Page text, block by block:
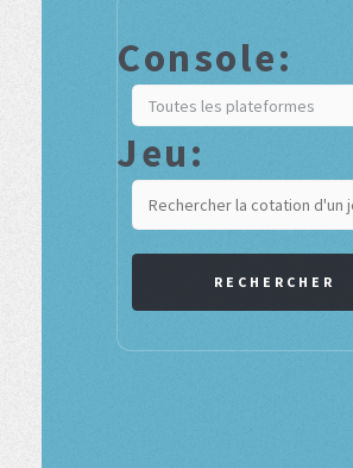
Console:
Jeu:
RECHERCHER